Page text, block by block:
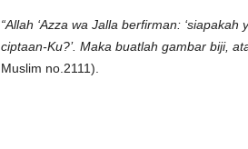
“Allah ‘Azza wa Jalla berfirman:
ciptaan-Ku?’. Maka buatlah gambar biji,
Muslim no.2111).